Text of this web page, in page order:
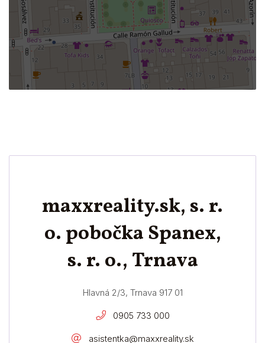
maxxreality.sk, s. r.
o. pobočka Spanex,
s. r. o., Trnava
Hlavná 2/3, Trnava 917 01
0905 733 000
asistentka@maxxreality.sk